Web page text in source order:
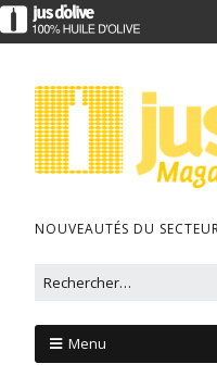
NOUVEAUTÉS DU
Menu